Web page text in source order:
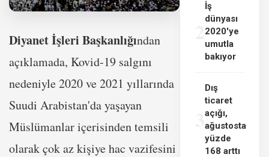
Diyanet İşleri Başkanlığından
açıklamada, Kovid-19 salgını
nedeniyle 2020 ve 2021 yıllarında
Suudi Arabistan'da yaşayan
Müslümanlar içerisinden temsili
olarak çok az kişiye hac vazifesini
İş
dünyası
2020'ye
umutla
bakıyor
3
Dış
ticaret
açığı,
ağustosta
yüzde
168 arttı